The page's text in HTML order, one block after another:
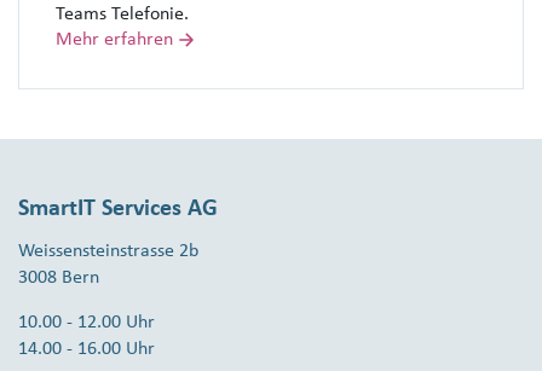
Teams Telefonie.
Mehr erfahren
SmartIT Services AG
Weissensteinstrasse 2b
3008 Bern
10.00 - 12.00 Uhr
14.00 - 16.00 Uhr